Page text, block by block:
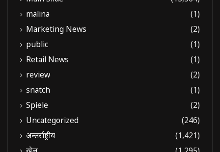
malina
(1)
Marketing News
(2)
public
(1)
Retail News
(1)
review
(2)
snatch
(1)
Spiele
(2)
Uncategorized
(246)
अन्तर्राष्ट्रीय
(1,421)